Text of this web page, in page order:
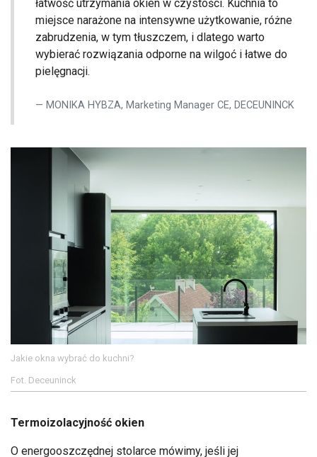
łatwość utrzymania okien w czystości. Kuchnia to
miejsce narażone na intensywne użytkowanie, różne
zabrudzenia, w tym tłuszczem, i dlatego warto
wybierać rozwiązania odporne na wilgoć i łatwe do
pielęgnacji.
MONIKA HYBZA, Marketing Manager CE, DECEUNINCK
Jakie okna wybrać do kuchni?
Fot. Deceuninck
Termoizolacyjność okien
O energooszczędnej stolarce mówimy, jeśli jej